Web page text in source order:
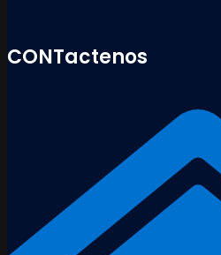
CONTactenos